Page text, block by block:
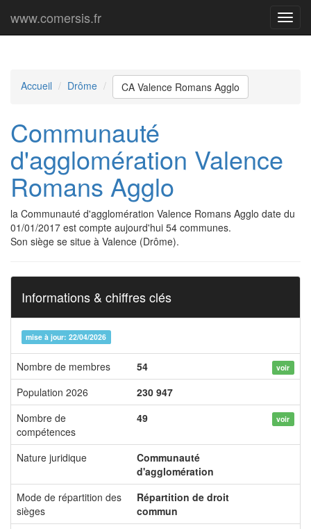
Menu
www.comersis.fr
Accueil Drôme CA Valence Romans Agglo
Communauté
d'agglomération Valence
Romans Agglo
la Communauté d'agglomération Valence Romans Agglo date du
01/01/2017 est compte aujourd'hui 54 communes.
Son siège se situe à Valence (Drôme).
Informations & chiffres clés
mise à jour: 22/04/2026
Nombre de membres 54 voir
Population 2026
230 947
Nombre de
compétences
49 voir
Nature juridique
Communauté
d'agglomération
Mode de répartition des
sièges
Répartition de droit
commun